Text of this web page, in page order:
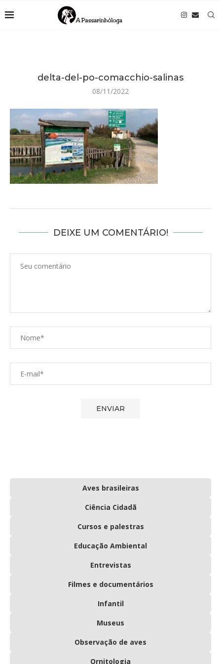
delta-del-po-comacchio-salinas
08/11/2022
DEIXE UM COMENTÁRIO!
Aves brasileiras
Ciência Cidadã
Cursos e palestras
Educação Ambiental
Entrevistas
Filmes e documentários
Infantil
Museus
Observação de aves
Ornitologia